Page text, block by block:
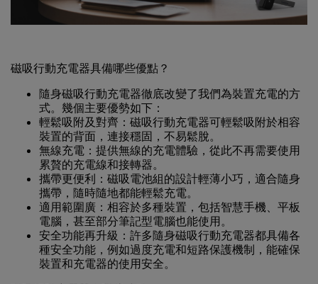
磁吸行動充電器具備哪些優點？
隨身磁吸行動充電器徹底改變了我們為裝置充電的方
式。幾個主要優勢如下：
輕鬆吸附及對齊：磁吸行動充電器可輕鬆吸附於相容
裝置的背面，連接穩固，不易鬆脫。
無線充電：提供無線的充電體驗，從此不再需要使用
累贅的充電線和接轉器。
攜帶更便利：磁吸電池組的設計輕薄小巧，適合隨身
攜帶，隨時隨地都能輕鬆充電。
適用範圍廣：相容於多種裝置，包括智慧手機、平板
電腦，甚至部分筆記型電腦也能使用。
安全功能再升級：許多隨身磁吸行動充電器都具備各
種安全功能，例如過度充電和短路保護機制，能確保
裝置和充電器的使用安全。